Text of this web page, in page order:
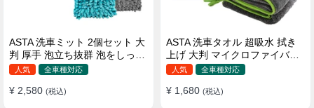
ASTA 洗車ミット 2個セット 大
判 厚手 泡立ち抜群 泡をしっか
りキープ 洗車スポンジ マイ
傷つきにくい ボディ ガラス ホ
人気 全車種対応
¥ 2,580 (税込)
ASTA 洗車タオル 超吸水 拭き
上げ 大判 マイクロファイバー
クロス プロ仕様 水拭き 窓拭き
ない 撥水 厚手 両面 大型 洗車
人気 全車種対応
¥ 1,680 (税込)